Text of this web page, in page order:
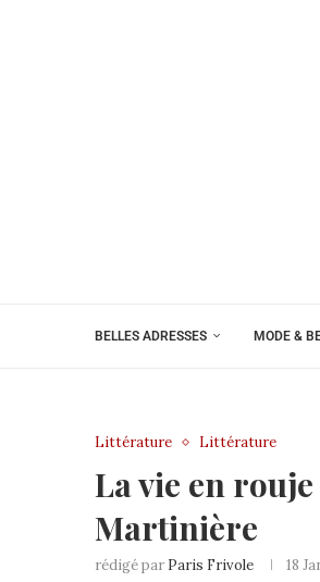
BELLES ADRESSES MODE &
Littérature Littérature
La vie en
Martinière
rédigé par Paris Frivole 18